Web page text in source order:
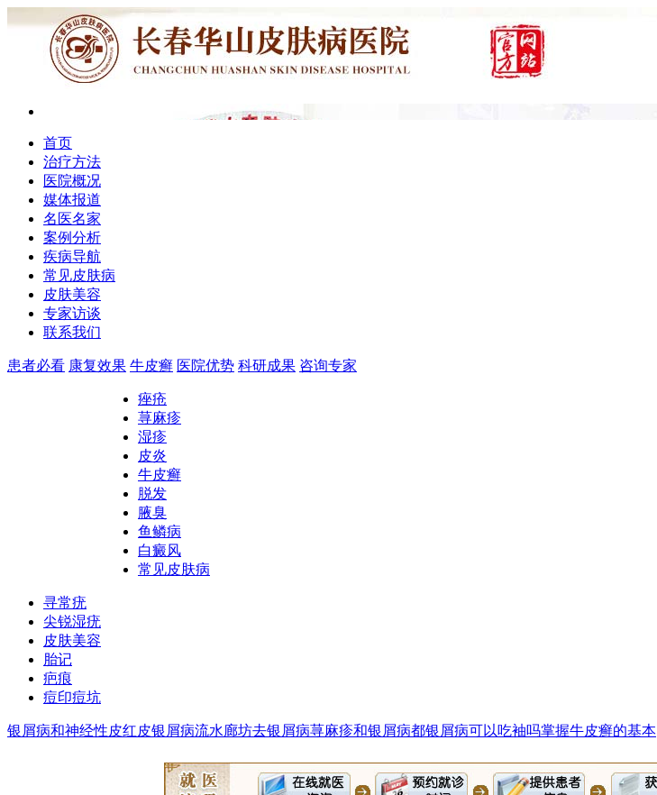
首页
治疗方法
医院概况
媒体报道
名医名家
案例分析
疾病导航
常见皮肤病
皮肤美容
专家访谈
联系我们
患者必看 康复效果 牛皮癣 医院优势 科研成果 咨询专家
痤疮
荨麻疹
湿疹
皮炎
牛皮癣
脱发
腋臭
鱼鳞病
白癜风
常见皮肤病
寻常疣
尖锐湿疣
皮肤美容
胎记
疤痕
痘印痘坑
银屑病和神经性皮红皮银屑病流水廊坊去银屑病荨麻疹和银屑病都银屑病可以吃袖吗掌握牛皮癣的基本